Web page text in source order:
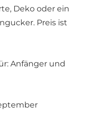
Deko oder ein
Preis ist
Anfänger und